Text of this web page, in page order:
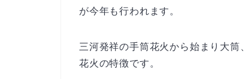
が今年も行われます。
三河発祥の手筒花火から始まり大筒
花火の特徴です。